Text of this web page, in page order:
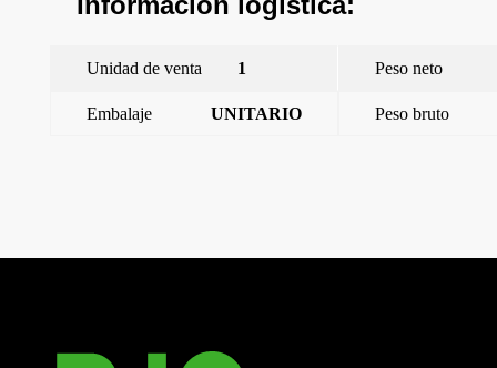
Unidad de venta 1 Peso neto
Embalaje UNITARIO Peso bruto